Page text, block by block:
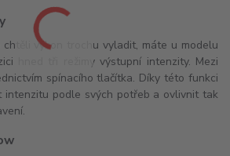
výkon trochu vyladit, máte u modelu
hned tři režimy výstupní intenzity. Mezi
spínacího tlačítka. Díky této funkci
intenzitu podle svých potřeb a ovlivnit tak